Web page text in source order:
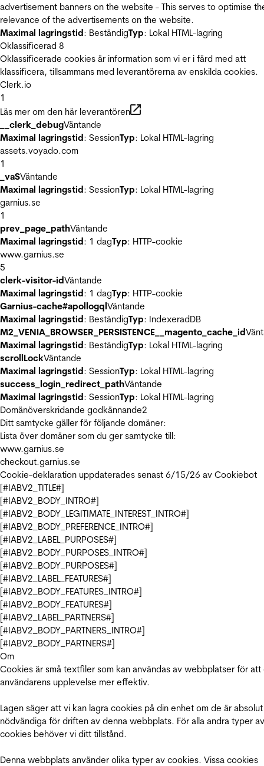
advertisement banners on the website - This serves to optimise
relevance of the advertisements on the website.
Maximal lagringstid: BeständigTyp: Lokal HTML-lagring
Oklassificerad 8
Oklassificerade cookies är information som vi er i färd med att
klassificera, tillsammans med leverantörerna av enskilda cookies.
Clerk.io
1
Läs mer om den här leverantören
__clerk_debugVäntande
Maximal lagringstid: SessionTyp: Lokal HTML-lagring
assets.voyado.com
1
_vaSVäntande
Maximal lagringstid: SessionTyp: Lokal HTML-lagring
garnius.se
1
prev_page_pathVäntande
Maximal lagringstid: 1 dagTyp: HTTP-cookie
www.garnius.se
5
clerk-visitor-idVäntande
Maximal lagringstid: 1 dagTyp: HTTP-cookie
Garnius-cache#apollogqlVäntande
Maximal lagringstid: BeständigTyp: IndexeradDB
M2_VENIA_BROWSER_PERSISTENCE__magento_cache_id
Maximal lagringstid: BeständigTyp: Lokal HTML-lagring
scrollLockVäntande
Maximal lagringstid: SessionTyp: Lokal HTML-lagring
success_login_redirect_pathVäntande
Maximal lagringstid: SessionTyp: Lokal HTML-lagring
Domänöverskridande godkännande2
Ditt samtycke gäller för följande domäner:
Lista över domäner som du ger samtycke till:
www.garnius.se
checkout.garnius.se
Cookie-deklaration uppdaterades senast 6/15/26 av Cookiebot
[#IABV2_TITLE#]
[#IABV2_BODY_INTRO#]
[#IABV2_BODY_LEGITIMATE_INTEREST_INTRO#]
[#IABV2_BODY_PREFERENCE_INTRO#]
[#IABV2_LABEL_PURPOSES#]
[#IABV2_BODY_PURPOSES_INTRO#]
[#IABV2_BODY_PURPOSES#]
[#IABV2_LABEL_FEATURES#]
[#IABV2_BODY_FEATURES_INTRO#]
[#IABV2_BODY_FEATURES#]
[#IABV2_LABEL_PARTNERS#]
[#IABV2_BODY_PARTNERS_INTRO#]
[#IABV2_BODY_PARTNERS#]
Om
Cookies är små textfiler som kan användas av webbplatser för att
användarens upplevelse mer effektiv.
Lagen säger att vi kan lagra cookies på din enhet om de är absolut
nödvändiga för driften av denna webbplats. För alla andra typer av
cookies behöver vi ditt tillstånd.
Denna webbplats använder olika typer av cookies. Vissa cookies